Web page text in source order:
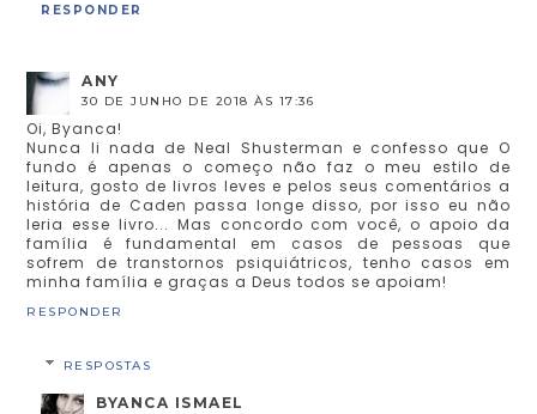
RESPONDER
ANY
30 DE JUNHO DE 2018 ÀS 17:36
Oi, Byanca!
Nunca li nada de Neal Shusterman e confesso que O
fundo é apenas o começo não faz o meu estilo de
leitura, gosto de livros leves e pelos seus comentários a
história de Caden passa longe disso, por isso eu não
leria esse livro... Mas concordo com você, o apoio da
família é fundamental em casos de pessoas que
sofrem de transtornos psiquiátricos, tenho casos em
minha família e graças a Deus todos se apoiam!
RESPONDER
RESPOSTAS
BYANCA ISMAEL